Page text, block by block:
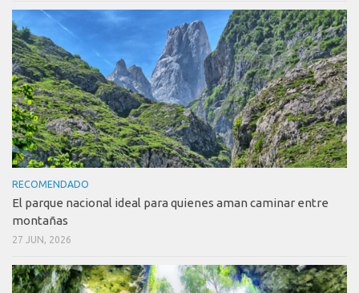
RECOMENDADO
El parque nacional ideal para quienes aman caminar entre
montañas
27 JUN, 2026